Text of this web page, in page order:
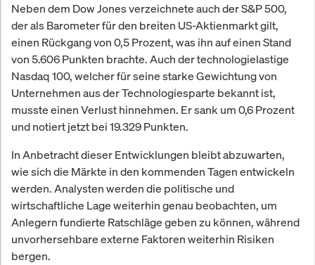
Neben dem Dow Jones verzeichnete auch der S&P 500,
der als Barometer für den breiten US-Aktienmarkt gilt,
einen Rückgang von 0,5 Prozent, was ihn auf einen Stand
von 5.606 Punkten brachte. Auch der technologielastige
Nasdaq 100, welcher für seine starke Gewichtung von
Unternehmen aus der Technologiesparte bekannt ist,
musste einen Verlust hinnehmen. Er sank um 0,6 Prozent
und notiert jetzt bei 19.329 Punkten.
In Anbetracht dieser Entwicklungen bleibt abzuwarten,
wie sich die Märkte in den kommenden Tagen entwickeln
werden. Analysten werden die politische und
wirtschaftliche Lage weiterhin genau beobachten, um
Anlegern fundierte Ratschläge geben zu können, während
unvorhersehbare externe Faktoren weiterhin Risiken
bergen.